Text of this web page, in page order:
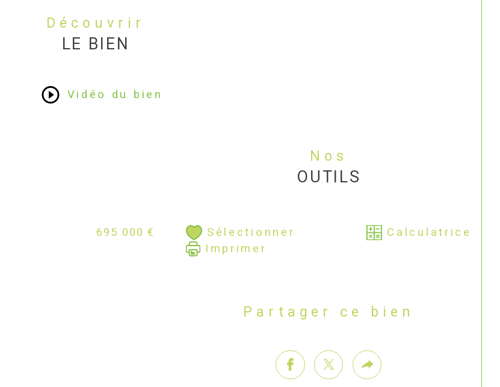
Découvrir
LE BIEN
Vidéo du bien
695 000 €
Nos
OUTILS
Sélectionner
Calculatrice
Imprimer
Partager ce bien